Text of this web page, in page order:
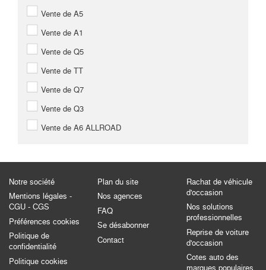
Vente de A5
Vente de A1
Vente de Q5
Vente de TT
Vente de Q7
Vente de Q3
Vente de A6 ALLROAD
Notre société
Mentions légales -
CGU - CGS
Préférences cookies
Politique de
confidentialité
Politique cookies
Plan du site
Nos agences
FAQ
Se désabonner
Contact
Rachat de véhicule
d'occasion
Nos solutions
professionnelles
Reprise de voiture
d'occasion
Cotes auto des
marques populaires